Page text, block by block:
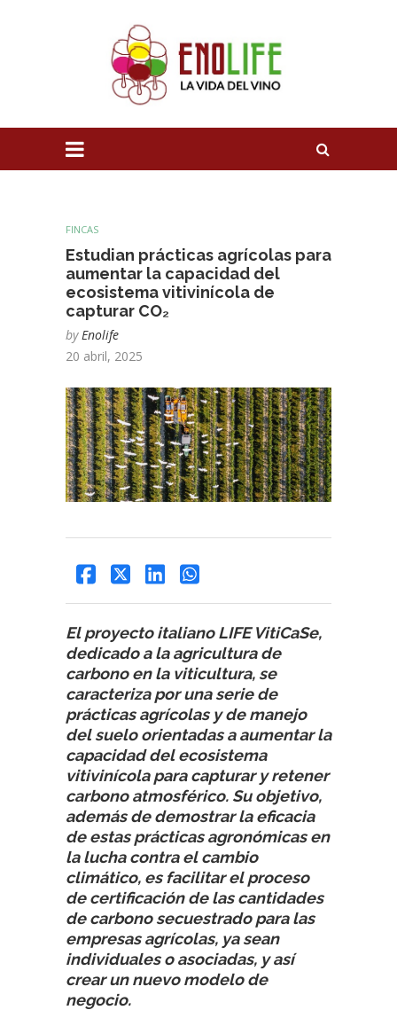
FINCAS
Estudian prácticas agrícolas para
aumentar la capacidad del
ecosistema vitivinícola de
capturar CO₂
by Enolife
20 abril, 2025
El proyecto italiano LIFE VitiCaSe,
dedicado a la agricultura de
carbono en la viticultura, se
caracteriza por una serie de
prácticas agrícolas y de manejo
del suelo orientadas a aumentar la
capacidad del ecosistema
vitivinícola para capturar y retener
carbono atmosférico. Su objetivo,
además de demostrar la eficacia
de estas prácticas agronómicas en
la lucha contra el cambio
climático, es facilitar el proceso
de certificación de las cantidades
de carbono secuestrado para las
empresas agrícolas, ya sean
individuales o asociadas, y así
crear un nuevo modelo de
negocio.